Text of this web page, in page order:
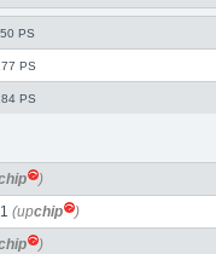
PS
PS
PS
)
(upchip
)
)